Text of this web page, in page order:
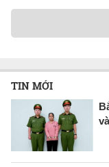
TIN MỚI